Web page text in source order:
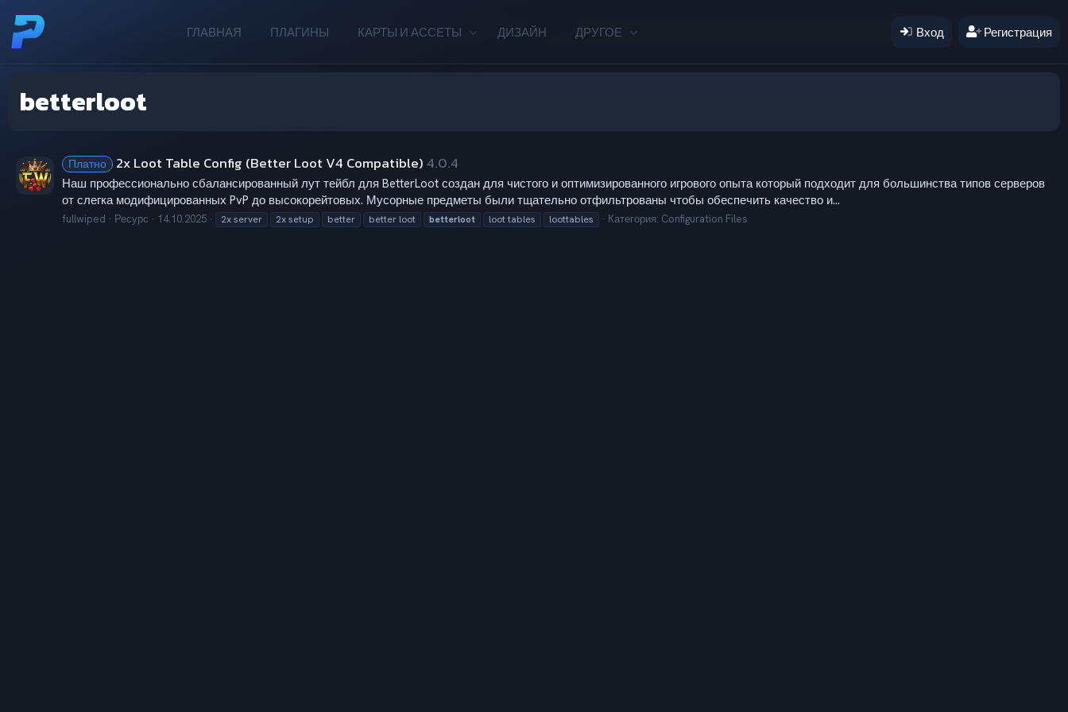
ГЛАВНАЯ ПЛАГИНЫ КАРТЫ И АССЕТЫ ДИЗАЙН ДРУГОЕ Вход Регистрация
betterloot
Платно 2x Loot Table Config (Better Loot V4 Compatible)4.0.4
Наш профессионально сбалансированный лут тейбл для BetterLoot создан для чистого и оптимизированного игрового опыта который подходит для большинства типов серверов
от слегка модифицированных PvP до высокорейтовых. Мусорные предметы были тщательно отфильтрованы чтобы обеспечить качество и...
fullwiped Ресурс 14.10.2025 2x server 2x setup better better loot betterloot loot tables loottables Категория: Configuration Files